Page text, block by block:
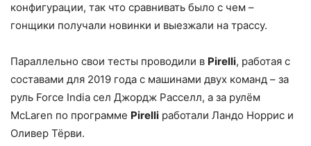
конфигурации, так что сравнивать было с чем –
гонщики получали новинки и выезжали на трассу.
Параллельно свои тесты проводили в Pirelli, работая с
составами для 2019 года с машинами двух команд – за
руль Force India сел Джордж Расселл, а за рулём
McLaren по программе Pirelli работали Ландо Норрис и
Оливер Тёрви.